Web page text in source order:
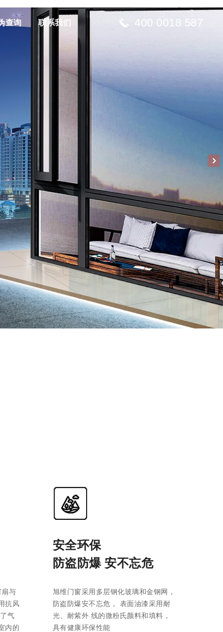
查询 联系我们 400 0018 587
扇与
抗风
气
内的
安全环保
防盗防爆 安不忘危
旭维门窗采用多层钢化玻璃和金钢网，
防盗防爆安不忘危， 表面油漆采用耐
光、耐紫外 线的微粉氏颜料和填料，
具有健康环保性能